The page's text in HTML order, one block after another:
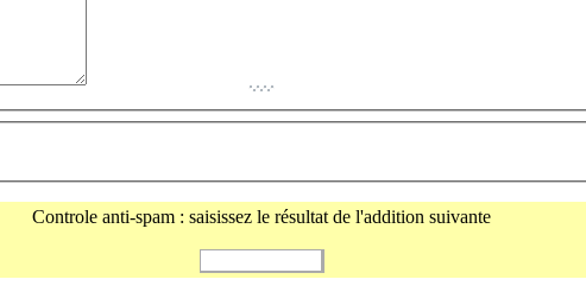
Controle anti-spam : saisissez le résultat de l'addition suivante